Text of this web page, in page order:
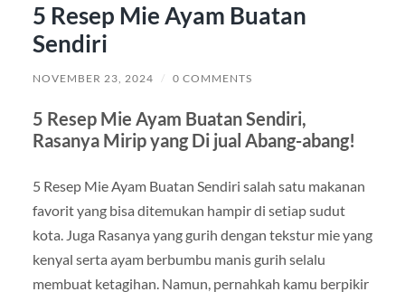
5 Resep Mie Ayam Buatan
Sendiri
NOVEMBER 23, 2024 / 0 COMMENTS
5 Resep Mie Ayam Buatan Sendiri,
Rasanya Mirip yang Di jual Abang-abang!
5 Resep Mie Ayam Buatan Sendiri salah satu makanan
favorit yang bisa ditemukan hampir di setiap sudut
kota. Juga Rasanya yang gurih dengan tekstur mie yang
kenyal serta ayam berbumbu manis gurih selalu
membuat ketagihan. Namun, pernahkah kamu berpikir